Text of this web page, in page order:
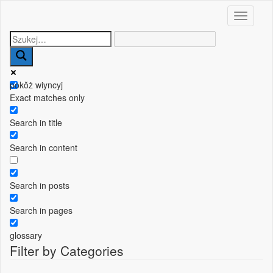
Toggle
pokŏż wiyncyj
Exact matches only
Search in title
Search in content
Search in posts
Search in pages
glossary
Filter by Categories